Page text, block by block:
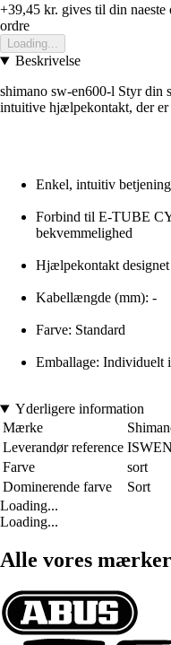
+39,45 kr. gives til din naeste
ordre
Loading...
Beskrivelse
shimano sw-en600-l Styr din
intuitive hjælpekontakt, der er
Enkel, intuitiv
Forbind til E-TUBE
bekvemmelighed
Hjælpekontakt
Kabellængde (mm): -
Farve: Standard
Emballage: Individuelt
Yderligere information
Mærke
Leverandør reference
Farve
sort
Dominerende farve
Sort
Loading...
Loading...
Alle vores mærker